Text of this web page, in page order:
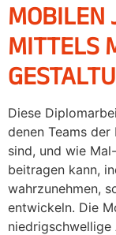
MOBILEN
MITTELS
Diese
denen Teams
sind, und wie
beitragen kann,
wahrzunehmen,
entwickeln. Die